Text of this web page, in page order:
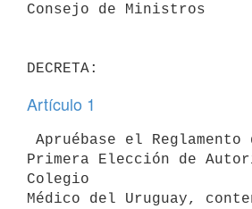
Consejo de Ministros
Artículo 1
Primera Elección de
Colegio
Médico del Uruguay,